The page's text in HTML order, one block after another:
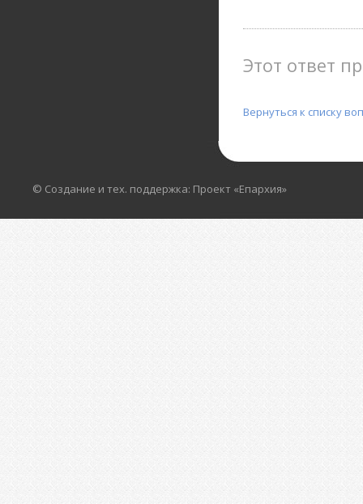
Этот ответ
Вернуться к списку
© Создание и тех. поддержка: Проект «Епархия»